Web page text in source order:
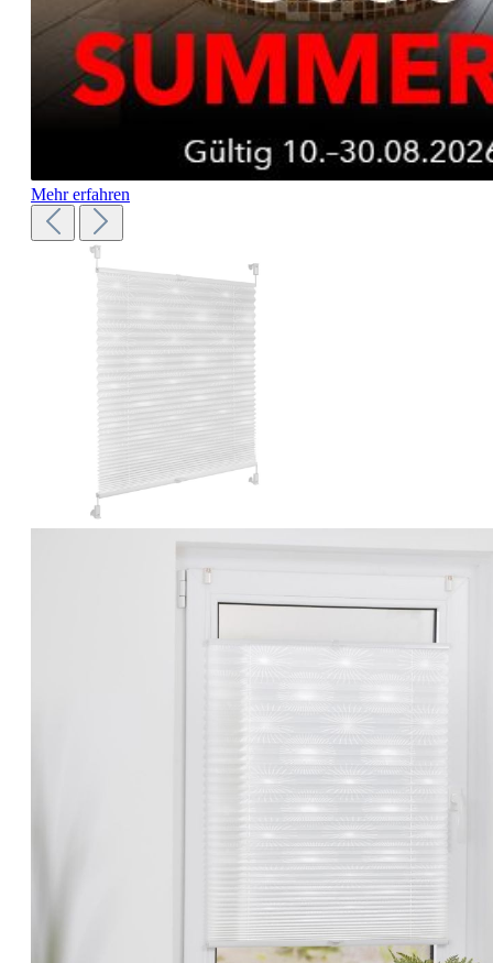
Mehr erfahren